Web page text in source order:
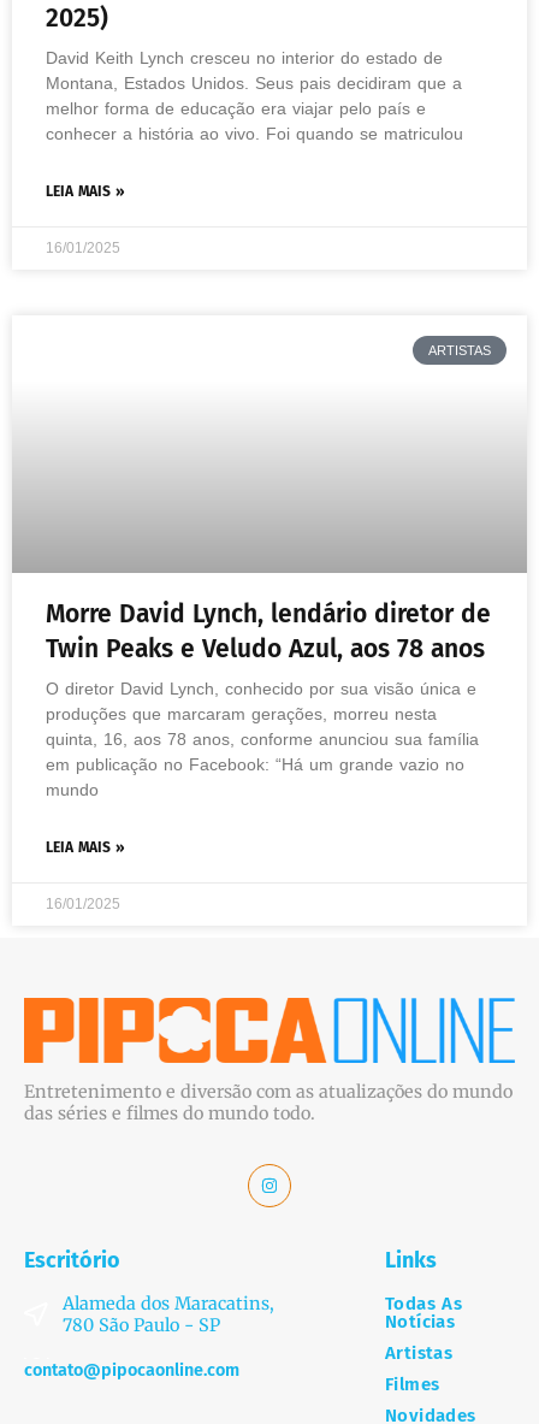
2025)
David Keith Lynch cresceu no interior do estado de
Montana, Estados Unidos. Seus pais decidiram que a
melhor forma de educação era viajar pelo país e
conhecer a história ao vivo. Foi quando se matriculou
LEIA MAIS »
16/01/2025
ARTISTAS
Morre David Lynch, lendário diretor de
Twin Peaks e Veludo Azul, aos 78 anos
O diretor David Lynch, conhecido por sua visão única e
produções que marcaram gerações, morreu nesta
quinta, 16, aos 78 anos, conforme anunciou sua família
em publicação no Facebook: “Há um grande vazio no
mundo
LEIA MAIS »
16/01/2025
Entretenimento e diversão com as atualizações do mundo
das séries e filmes do mundo todo.
Escritório
Alameda dos Maracatins,
780 São Paulo - SP
contato@pipocaonline.com
Links
Todas As
Notícias
Artistas
Filmes
Novidades